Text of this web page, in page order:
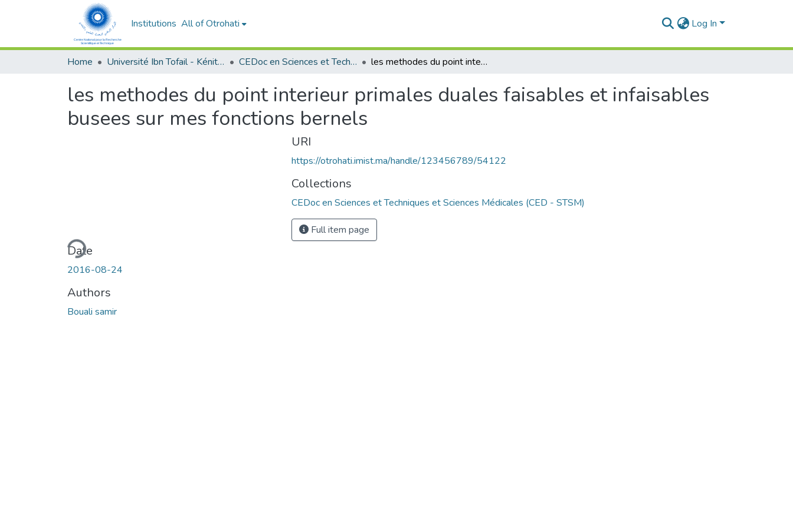
Institutions All of Otrohati Log In
Home Université Ibn Tofail - Kénitra CEDoc en Sciences et Techniques et Sciences Médicales (CED - STSM) les methodes du point interieur primales duales faisables et infaisables busees sur mes fonctions bernels
les methodes du point interieur primales duales faisables et infaisables
busees sur mes fonctions bernels
Loading...
Date
2016-08-24
Authors
Bouali samir
URI
https://otrohati.imist.ma/handle/123456789/54122
Collections
CEDoc en Sciences et Techniques et Sciences Médicales (CED - STSM)
Full item page